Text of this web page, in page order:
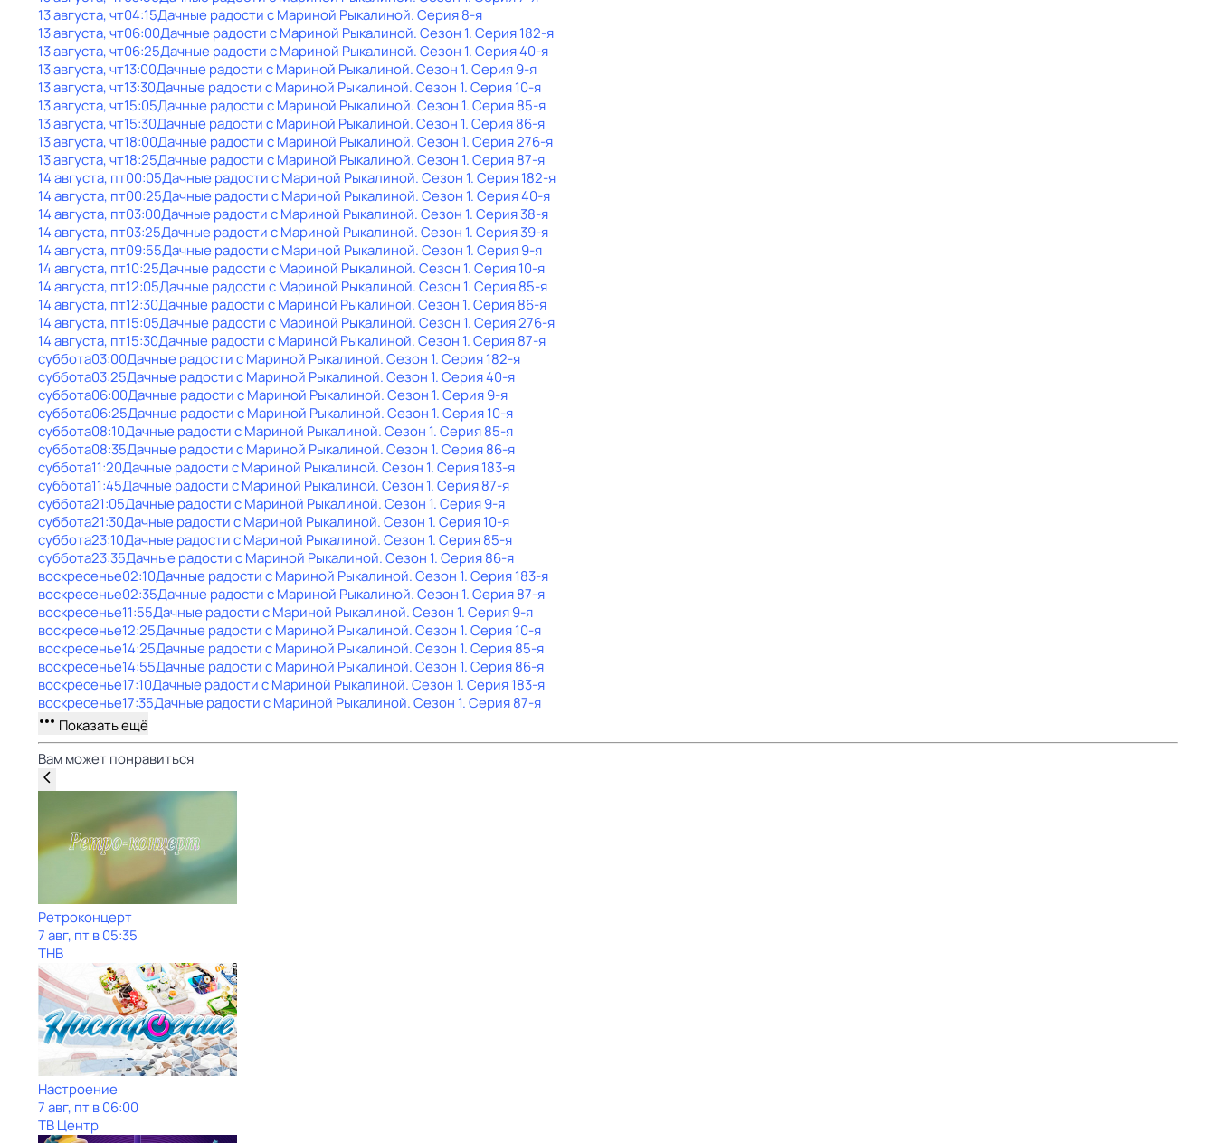
13 августа, чт04:15Дачные радости с Мариной Рыкалиной. Серия 8-я
13 августа, чт06:00Дачные радости с Мариной Рыкалиной. Сезон 1. Серия 182-я
13 августа, чт06:25Дачные радости с Мариной Рыкалиной. Сезон 1. Серия 40-я
13 августа, чт13:00Дачные радости с Мариной Рыкалиной. Сезон 1. Серия 9-я
13 августа, чт13:30Дачные радости с Мариной Рыкалиной. Сезон 1. Серия 10-я
13 августа, чт15:05Дачные радости с Мариной Рыкалиной. Сезон 1. Серия 85-я
13 августа, чт15:30Дачные радости с Мариной Рыкалиной. Сезон 1. Серия 86-я
13 августа, чт18:00Дачные радости с Мариной Рыкалиной. Сезон 1. Серия 276-я
13 августа, чт18:25Дачные радости с Мариной Рыкалиной. Сезон 1. Серия 87-я
14 августа, пт00:05Дачные радости с Мариной Рыкалиной. Сезон 1. Серия 182-я
14 августа, пт00:25Дачные радости с Мариной Рыкалиной. Сезон 1. Серия 40-я
14 августа, пт03:00Дачные радости с Мариной Рыкалиной. Сезон 1. Серия 38-я
14 августа, пт03:25Дачные радости с Мариной Рыкалиной. Сезон 1. Серия 39-я
14 августа, пт09:55Дачные радости с Мариной Рыкалиной. Сезон 1. Серия 9-я
14 августа, пт10:25Дачные радости с Мариной Рыкалиной. Сезон 1. Серия 10-я
14 августа, пт12:05Дачные радости с Мариной Рыкалиной. Сезон 1. Серия 85-я
14 августа, пт12:30Дачные радости с Мариной Рыкалиной. Сезон 1. Серия 86-я
14 августа, пт15:05Дачные радости с Мариной Рыкалиной. Сезон 1. Серия 276-я
14 августа, пт15:30Дачные радости с Мариной Рыкалиной. Сезон 1. Серия 87-я
суббота03:00Дачные радости с Мариной Рыкалиной. Сезон 1. Серия 182-я
суббота03:25Дачные радости с Мариной Рыкалиной. Сезон 1. Серия 40-я
суббота06:00Дачные радости с Мариной Рыкалиной. Сезон 1. Серия 9-я
суббота06:25Дачные радости с Мариной Рыкалиной. Сезон 1. Серия 10-я
суббота08:10Дачные радости с Мариной Рыкалиной. Сезон 1. Серия 85-я
суббота08:35Дачные радости с Мариной Рыкалиной. Сезон 1. Серия 86-я
суббота11:20Дачные радости с Мариной Рыкалиной. Сезон 1. Серия 183-я
суббота11:45Дачные радости с Мариной Рыкалиной. Сезон 1. Серия 87-я
суббота21:05Дачные радости с Мариной Рыкалиной. Сезон 1. Серия 9-я
суббота21:30Дачные радости с Мариной Рыкалиной. Сезон 1. Серия 10-я
суббота23:10Дачные радости с Мариной Рыкалиной. Сезон 1. Серия 85-я
суббота23:35Дачные радости с Мариной Рыкалиной. Сезон 1. Серия 86-я
воскресенье02:10Дачные радости с Мариной Рыкалиной. Сезон 1. Серия 183-я
воскресенье02:35Дачные радости с Мариной Рыкалиной. Сезон 1. Серия 87-я
воскресенье11:55Дачные радости с Мариной Рыкалиной. Сезон 1. Серия 9-я
воскресенье12:25Дачные радости с Мариной Рыкалиной. Сезон 1. Серия 10-я
воскресенье14:25Дачные радости с Мариной Рыкалиной. Сезон 1. Серия 85-я
воскресенье14:55Дачные радости с Мариной Рыкалиной. Сезон 1. Серия 86-я
воскресенье17:10Дачные радости с Мариной Рыкалиной. Сезон 1. Серия 183-я
воскресенье17:35Дачные радости с Мариной Рыкалиной. Сезон 1. Серия 87-я
Показать ещё
Вам может понравиться
Ретроконцерт
7 авг, пт в 05:35
ТНВ
Настроение
7 авг, пт в 06:00
ТВ Центр